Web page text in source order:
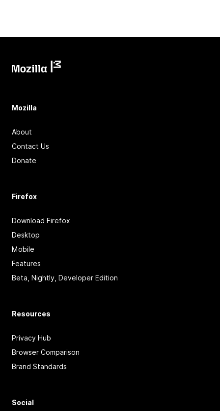
Mozilla
About
Contact Us
Donate
Firefox
Download Firefox
Desktop
Mobile
Features
Beta, Nightly, Developer Edition
Resources
Privacy Hub
Browser Comparison
Brand Standards
Social